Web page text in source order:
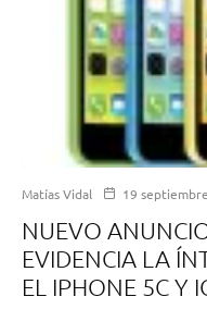
Matías Vidal 19
NUEVO
EVIDENCIA LA
EL IPHONE 5C Y